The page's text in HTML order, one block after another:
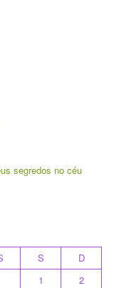
segredos no céu
S
D
1
2